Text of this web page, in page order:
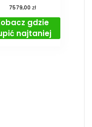
7579,00 zł
gdzie
najtaniej